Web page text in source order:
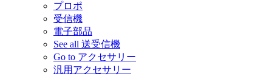
プロポ
受信機
電子部品
See all 送受信機
Go to アクセサリー
汎用アクセサリー